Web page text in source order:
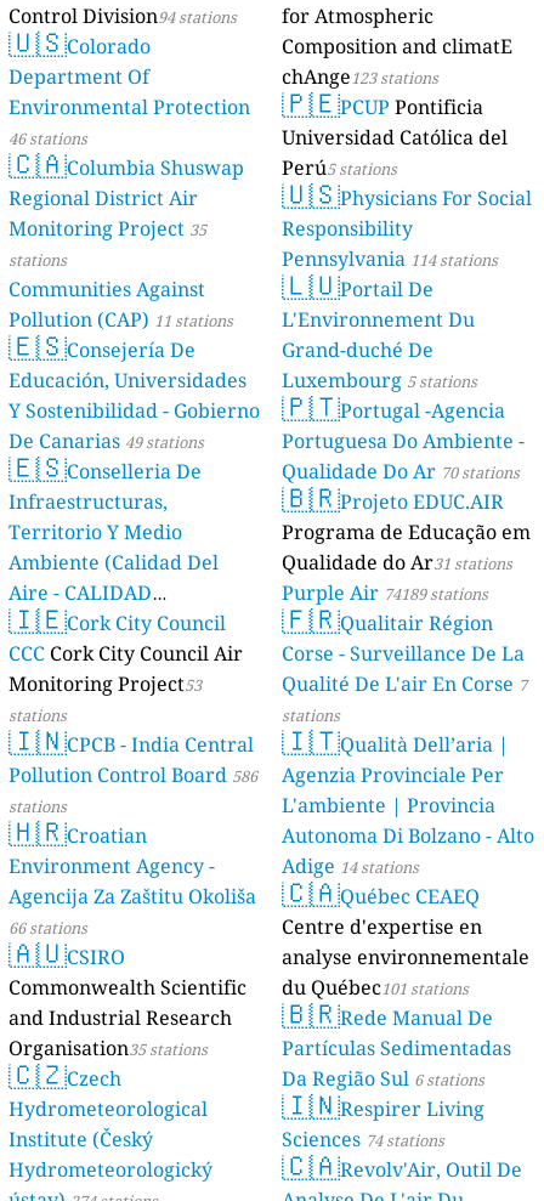
Control Division94 stations
🇺🇸Colorado
Department Of
Environmental Protection
46 stations
🇨🇦Columbia Shuswap
Regional District Air
Monitoring Project 35
stations
Communities Against
Pollution (CAP) 11 stations
🇪🇸Consejería De
Educación, Universidades
Y Sostenibilidad - Gobierno
De Canarias 49 stations
🇪🇸Conselleria De
Infraestructuras,
Territorio Y Medio
Ambiente (Calidad Del
Aire - CALIDAD
AMBIENTAL) 23 stations
🇮🇪Cork City Council
CCC Cork City Council Air
Monitoring Project53
stations
🇮🇳CPCB - India Central
Pollution Control Board 586
stations
🇭🇷Croatian
Environment Agency -
Agencija Za Zaštitu Okoliša
66 stations
🇦🇺CSIRO
Commonwealth Scientific
and Industrial Research
Organisation35 stations
🇨🇿Czech
Hydrometeorological
Institute (Český
Hydrometeorologický
for Atmospheric
Composition and climatE
chAnge123 stations
🇵🇪PCUP Pontificia
Universidad Católica del
Perú5 stations
🇺🇸Physicians For Social
Responsibility
Pennsylvania 114 stations
🇱🇺Portail De
L'Environnement Du
Grand-duché De
Luxembourg 5 stations
🇵🇹Portugal -Agencia
Portuguesa Do Ambiente -
Qualidade Do Ar 70 stations
🇧🇷Projeto EDUC.AIR
Programa de Educação em
Qualidade do Ar31 stations
Purple Air 74189 stations
🇫🇷Qualitair Région
Corse - Surveillance De La
Qualité De L'air En Corse 7
stations
🇮🇹Qualità Dell’aria |
Agenzia Provinciale Per
L'ambiente | Provincia
Autonoma Di Bolzano - Alto
Adige 14 stations
🇨🇦Québec CEAEQ
Centre d'expertise en
analyse environnementale
du Québec101 stations
🇧🇷Rede Manual De
Partículas Sedimentadas
Da Região Sul 6 stations
🇮🇳Respirer Living
Sciences 74 stations
🇨🇦Revolv'Air, Outil De